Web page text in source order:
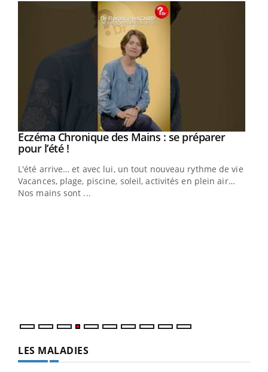
Youtube
Eczéma Chronique des Mains : se préparer
pour l’été !Youtube
L'été arrive… et avec lui, un tout nouveau rythme de vie !
Vacances, plage, piscine, soleil, activités en plein air…
Nos mains sont ...
LES MALADIES